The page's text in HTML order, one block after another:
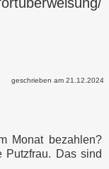
geschrieben am 21.12.2024
Monat bezahlen?
Putzfrau. Das sind